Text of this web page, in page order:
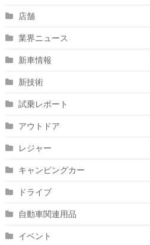
店舗
業界ニュース
新車情報
新技術
試乗レポート
アウトドア
レジャー
キャンピングカー
ドライブ
自動車関連用品
イベント